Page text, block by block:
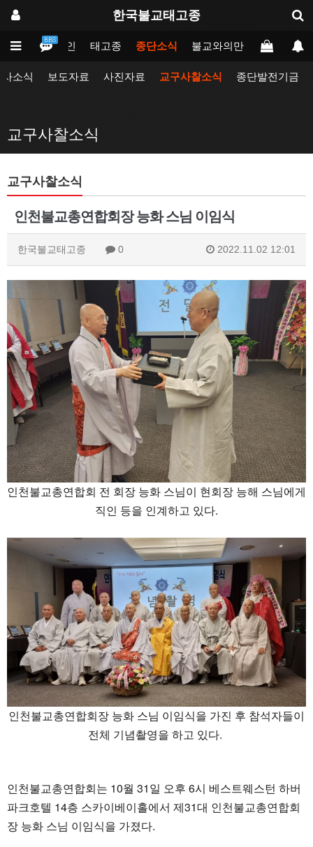
한국불교태고종
BBS
메인 태고종 종단소식 불교와의만남 업무포털
소식 보도자료 사진자료 교구사찰소식 종단발전기금
교구사찰소식
교구사찰소식
인천불교총연합회장 능화 스님 이임식
한국불교태고종 0 2022.11.02 12:01
인천불교총연합회 전 회장 능화 스님이 현회장 능해 스님에게
직인 등을 인계하고 있다.
인천불교총연합회장 능화 스님 이임식을 가진 후 참석자들이
전체 기념촬영을 하고 있다.
인천불교총연합회는 10월 31일 오후 6시 베스트웨스턴 하버
파크호텔 14층 스카이베이홀에서 제31대 인천불교총연합회
장 능화 스님 이임식을 가졌다.